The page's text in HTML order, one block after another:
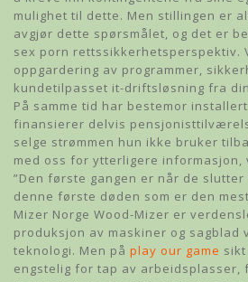
mulighet til dette. Men stillingen er
avgjør dette spørsmålet, og det er
sex porn rettssikkerhetsperspektiv.
oppgardering av programmer,
kundetilpasset it-driftsløsning fra
På samme tid har bestemor
finansierer delvis
selge strømmen hun ikke bruker
med oss ​​for ytterligere informasjon,
”Den første gangen er når de
denne første døden som er den
Mizer Norge Wood-Mizer er
produksjon av maskiner og sagblad
teknologi. Men på play our game
engstelig for tap av arbeidsplasser,